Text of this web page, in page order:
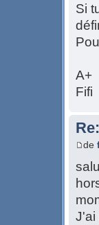
Si
A+
Fifi
de
J'ai